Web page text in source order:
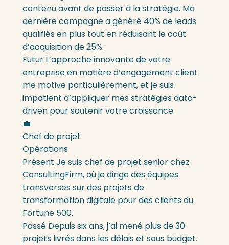
contenu avant de passer à la stratégie. Ma
dernière campagne a généré 40% de leads
qualifiés en plus tout en réduisant le coût
d’acquisition de 25%.
Futur L’approche innovante de votre
entreprise en matière d’engagement client
me motive particulièrement, et je suis
impatient d’appliquer mes stratégies data-
driven pour soutenir votre croissance.
💼
Chef de projet
Opérations
Présent Je suis chef de projet senior chez
ConsultingFirm, où je dirige des équipes
transverses sur des projets de
transformation digitale pour des clients du
Fortune 500.
Passé Depuis six ans, j’ai mené plus de 30
projets livrés dans les délais et sous budget.